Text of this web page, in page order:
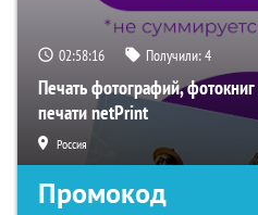
02:58:15 Получили:4
Печать фотографий,
печати netPrint
Россия
Промокод